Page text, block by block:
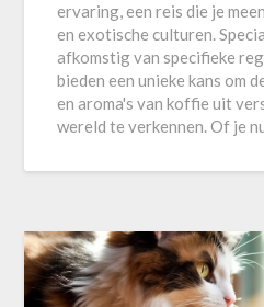
ervaring, een reis die je
en exotische culturen.
afkomstig van specifieke
bieden een unieke kans om
en aroma's van koffie uit
wereld te verkennen. Of je